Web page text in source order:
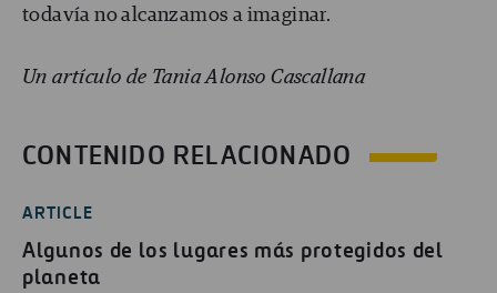
todavía no alcanzamos a imaginar.
Un artículo de Tania Alonso Cascallana
CONTENIDO RELACIONADO
ARTICLE
Algunos de los lugares más protegidos del
planeta